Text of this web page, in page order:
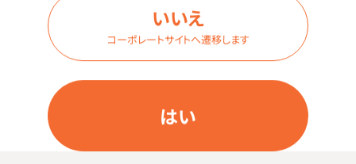
はい
いいえ
コーポレートサイトへ遷移します
こちらもおすすめ
日興製薬 70％消毒用イソプロパノー
ル「ニッコー」（イソプロパノール消毒液
70％「カネイチ」同等品）
価格はログイン後表示